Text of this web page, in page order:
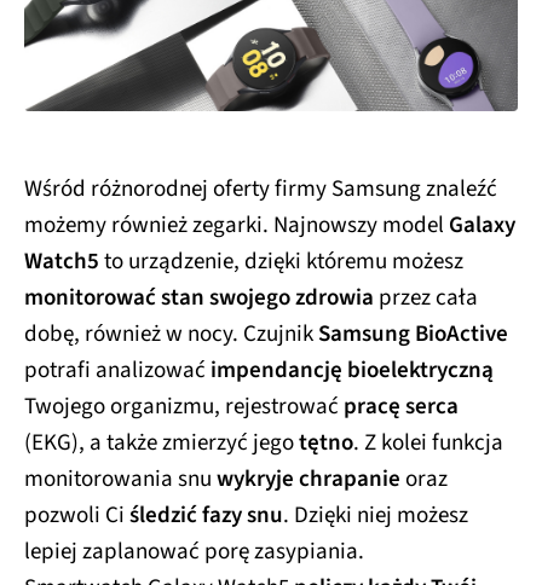
Wśród różnorodnej oferty firmy Samsung znaleźć
możemy również zegarki. Najnowszy model Galaxy
Watch5to urządzenie, dzięki któremu możesz
monitorować stan swojego zdrowia przez cała
dobę, również w nocy. CzujnikSamsung BioActive
potrafi analizować impendancję bioelektryczną
Twojego organizmu, rejestrować pracę serca
(EKG), a także zmierzyć jegotętno. Z kolei funkcja
monitorowania snuwykryje chrapanieoraz
pozwoli Ciśledzić fazy snu. Dzięki niej możesz
lepiej zaplanować porę zasypiania.